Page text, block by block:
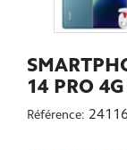
14 PRO
Référence: